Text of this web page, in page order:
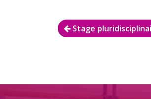
Navigation
Stage